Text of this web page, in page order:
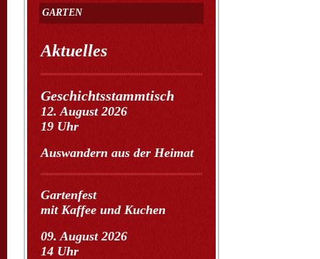
GARTEN
Aktuelles
Geschichtsstammtisch
12. August 2026
19 Uhr
Auswandern aus der Heimat
Gartenfest
mit Kaffee und Kuchen
09. August 2026
14 Uhr